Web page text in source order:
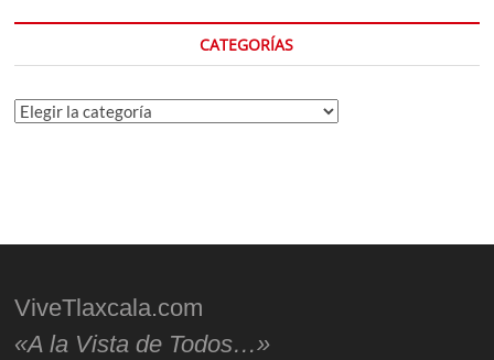
CATEGORÍAS
Categorías
ViveTlaxcala.com
«A la Vista de Todos…»